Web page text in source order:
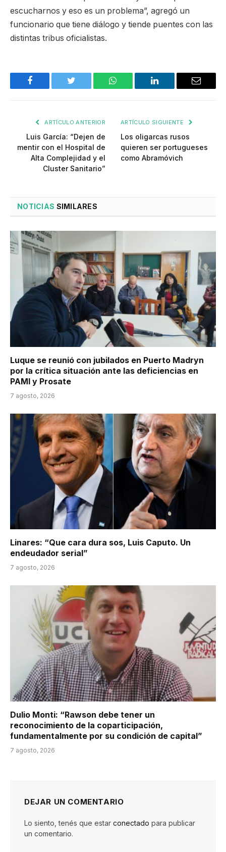
escucharnos y eso es un problema”, agregó un
funcionario que tiene diálogo y tiende puentes con las
distintas tribus oficialistas.
Facebook Twitter WhatsApp LinkedIn Email
ARTÍCULO ANTERIOR
Luis García: “Dejen de
mentir con el Hospital de
Alta Complejidad y el
Cluster Sanitario”
ARTÍCULO SIGUIENTE
Los oligarcas rusos
quieren ser portugueses
como Abramóvich
NOTICIAS SIMILARES
Luque se reunió con jubilados en Puerto Madryn
por la crítica situación ante las deficiencias en
PAMI y Prosate
7 agosto, 2026
Linares: “Que cara dura sos, Luis Caputo. Un
endeudador serial”
7 agosto, 2026
Dulio Monti: “Rawson debe tener un
reconocimiento de la coparticipación,
fundamentalmente por su condición de capital”
7 agosto, 2026
DEJAR UN COMENTARIO
Lo siento, tenés que estar conectado para publicar
un comentario.